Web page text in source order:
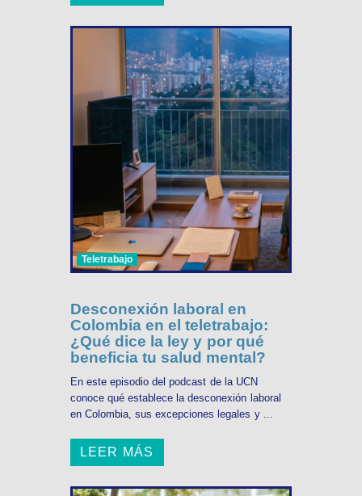
Teletrabajo
Desconexión laboral en
Colombia en el teletrabajo:
¿Qué dice la ley y por qué
beneficia tu salud mental?
En este episodio del podcast de la UCN
conoce qué establece la desconexión laboral
en Colombia, sus excepciones legales y ...
LEER MÁS